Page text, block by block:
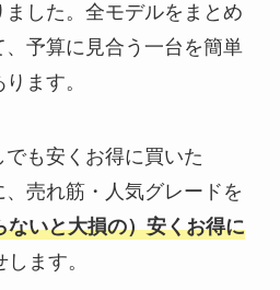
した。全モデルをまとめ
予算に見合う一台を簡単
ます。
でも安くお得に買いた
売れ筋・人気グレードを
ないと大損の）安くお得に
ます。